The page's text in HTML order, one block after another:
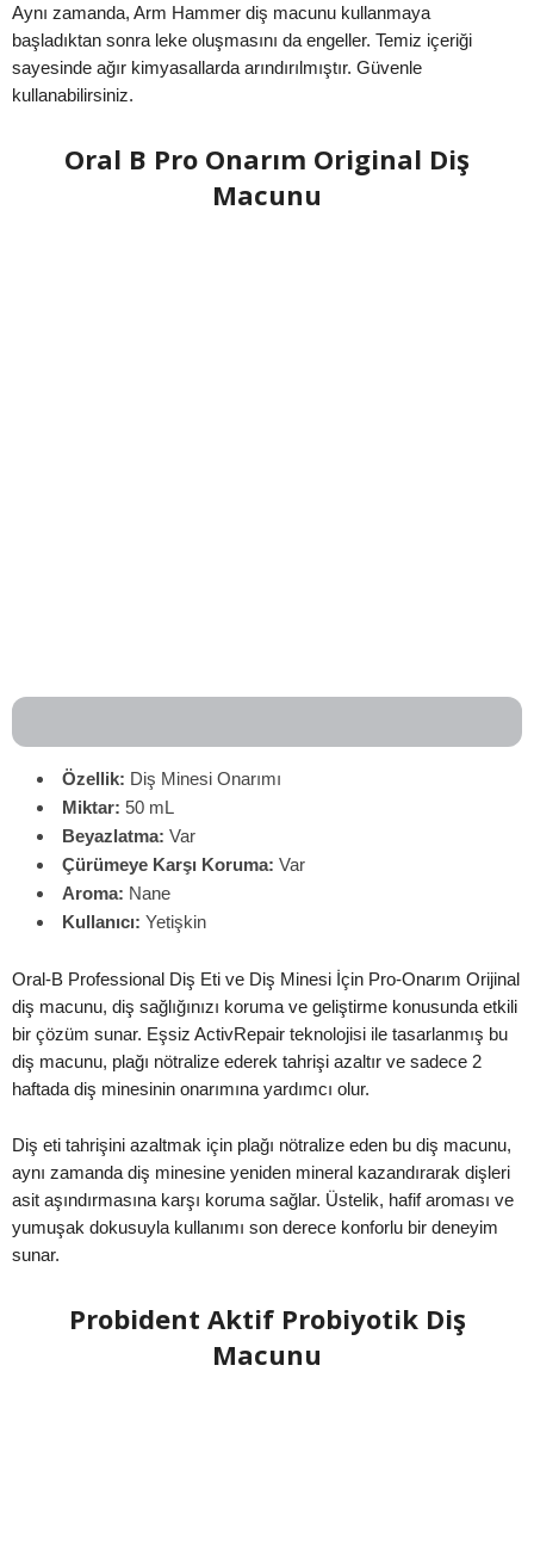
Aynı zamanda, Arm Hammer diş macunu kullanmaya
başladıktan sonra leke oluşmasını da engeller. Temiz içeriği
sayesinde ağır kimyasallarda arındırılmıştır. Güvenle
kullanabilirsiniz.
Oral B Pro Onarım Original Diş
Macunu
Özellik: Diş Minesi Onarımı
Miktar: 50 mL
Beyazlatma: Var
Çürümeye Karşı Koruma: Var
Aroma: Nane
Kullanıcı: Yetişkin
Oral-B Professional Diş Eti ve Diş Minesi İçin Pro-Onarım Orijinal
diş macunu, diş sağlığınızı koruma ve geliştirme konusunda etkili
bir çözüm sunar. Eşsiz ActivRepair teknolojisi ile tasarlanmış bu
diş macunu, plağı nötralize ederek tahrişi azaltır ve sadece 2
haftada diş minesinin onarımına yardımcı olur.
Diş eti tahrişini azaltmak için plağı nötralize eden bu diş macunu,
aynı zamanda diş minesine yeniden mineral kazandırarak dişleri
asit aşındırmasına karşı koruma sağlar. Üstelik, hafif aroması ve
yumuşak dokusuyla kullanımı son derece konforlu bir deneyim
sunar.
Probident Aktif Probiyotik Diş
Macunu